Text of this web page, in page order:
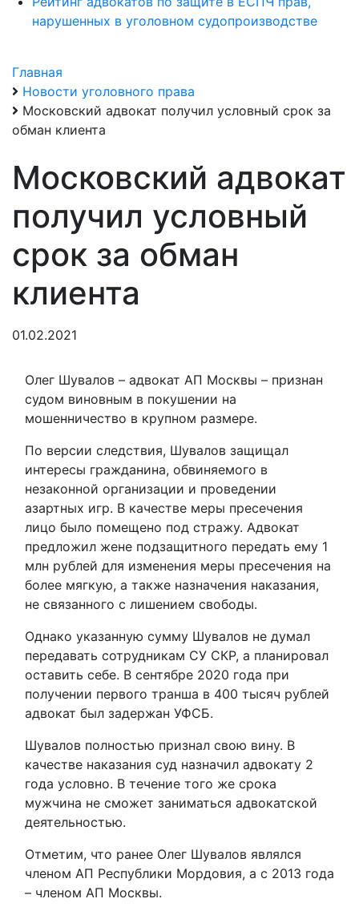
нарушенных в уголовном судопроизводстве
Главная
Новости уголовного права
Московский адвокат получил условный срок за
обман клиента
Московский адвокат
получил условный
срок за обман
клиента
01.02.2021
Олег Шувалов – адвокат АП Москвы – признан
судом виновным в покушении на
мошенничество в крупном размере.
По версии следствия, Шувалов защищал
интересы гражданина, обвиняемого в
незаконной организации и проведении
азартных игр. В качестве меры пресечения
лицо было помещено под стражу. Адвокат
предложил жене подзащитного передать ему 1
млн рублей для изменения меры пресечения на
более мягкую, а также назначения наказания,
не связанного с лишением свободы.
Однако указанную сумму Шувалов не думал
передавать сотрудникам СУ СКР, а планировал
оставить себе. В сентябре 2020 года при
получении первого транша в 400 тысяч рублей
адвокат был задержан УФСБ.
Шувалов полностью признал свою вину. В
качестве наказания суд назначил адвокату 2
года условно. В течение того же срока
мужчина не сможет заниматься адвокатской
деятельностью.
Отметим, что ранее Олег Шувалов являлся
членом АП Республики Мордовия, а с 2013 года
– членом АП Москвы.